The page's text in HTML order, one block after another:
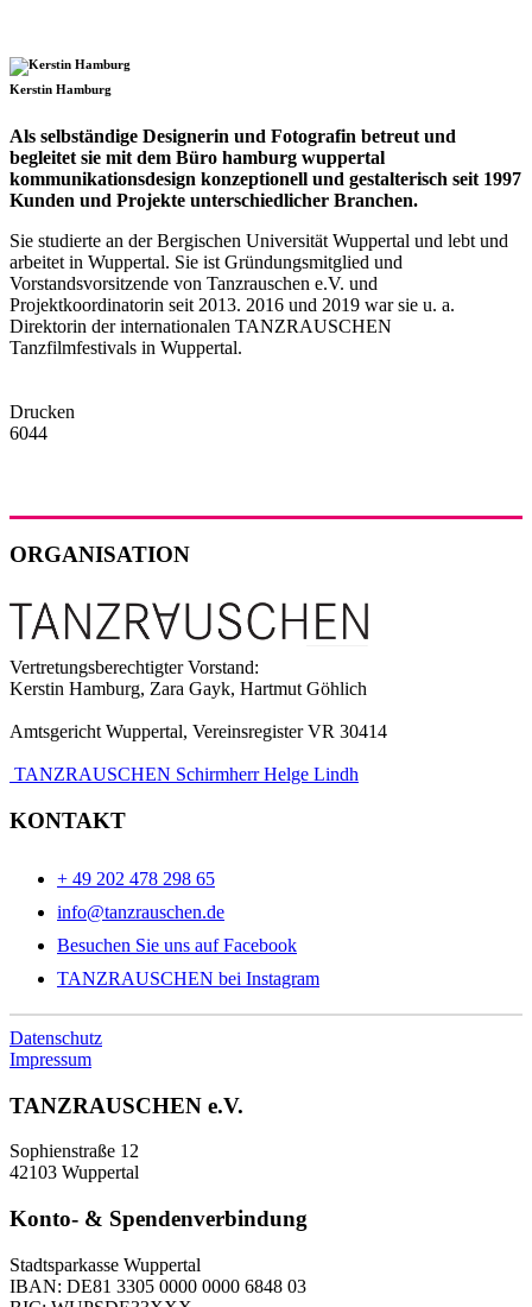
Kerstin Hamburg
Als selbständige Designerin und Fotografin betreut und
begleitet sie mit dem Büro hamburg wuppertal
kommunikationsdesign konzeptionell und gestalterisch seit 1997
Kunden und Projekte unterschiedlicher Branchen.
Sie studierte an der Bergischen Universität Wuppertal und lebt und
arbeitet in Wuppertal. Sie ist Gründungsmitglied und
Vorstandsvorsitzende von Tanzrauschen e.V. und
Projektkoordinatorin seit 2013. 2016 und 2019 war sie u. a.
Direktorin der internationalen TANZRAUSCHEN
Tanzfilmfestivals in Wuppertal.
Drucken
6044
ORGANISATION
Vertretungsberechtigter Vorstand:
Kerstin Hamburg, Zara Gayk, Hartmut Göhlich
Amtsgericht Wuppertal, Vereinsregister VR 30414
TANZRAUSCHEN Schirmherr Helge Lindh
KONTAKT
+ 49 202 478 298 65
info@tanzrauschen.de
Besuchen Sie uns auf Facebook
TANZRAUSCHEN bei Instagram
Datenschutz
Impressum
TANZRAUSCHEN e.V.
Sophienstraße 12
42103 Wuppertal
Konto- & Spendenverbindung
Stadtsparkasse Wuppertal
IBAN: DE81 3305 0000 0000 6848 03